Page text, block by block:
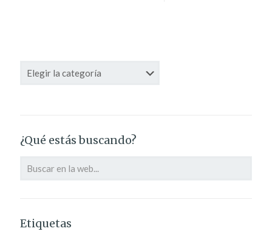
Categorías
¿Qué estás buscando?
Etiquetas